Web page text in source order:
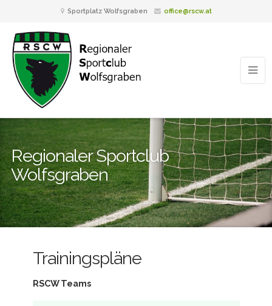
Sportplatz Wolfsgraben office@rscw.at
Regionaler Sportclub
Wolfsgraben
Trainingspläne
RSCW Teams